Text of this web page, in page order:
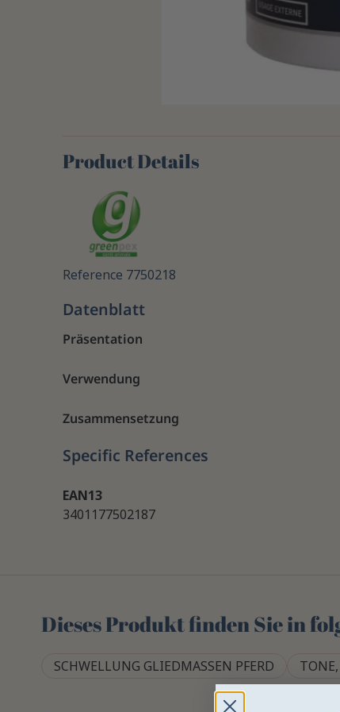
Product Details
Reference 7750218
Datenblatt
Präsentation
Verwendung
Zusammensetzung
Specific References
EAN13
3401177502187
Dieses Produkt finden Sie in
SCHWELLUNG GLIEDMASSEN PFERD